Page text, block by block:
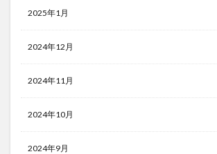
2025年1月
2024年12月
2024年11月
2024年10月
2024年9月